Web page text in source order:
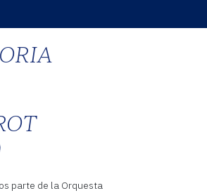
parte de la Orquesta